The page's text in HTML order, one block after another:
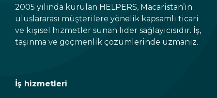
2005 yılında kurulan HELPERS, Macaristan’ın
uluslararası müşterilere yönelik kapsamlı ticari
ve kişisel hizmetler sunan lider sağlayıcısıdır. İş,
taşınma ve göçmenlik çözümlerinde uzmanız.
İş hizmetleri